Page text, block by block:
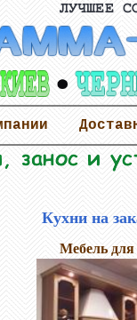
Кухни на
Мебель